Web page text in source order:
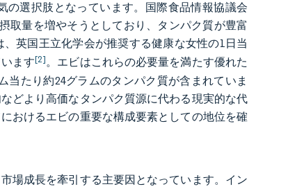
選択肢となっています。国際食品情報協議会
取量を増やそうとしており、タンパク質が豊富
、英国王立化学会が推奨する健康な女性の1日当
ます[2]。エビはこれらの必要量を満たす優れた
当たり約24グラムのタンパク質が含まれていま
どより高価なタンパク質源に代わる現実的な代
おけるエビの重要な構成要素としての地位を確
場成長を牽引する主要因となっています。イン